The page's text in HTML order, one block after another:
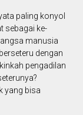
paling konyol
sebagai ke-
manusia
dengan
pengadilan
yang bisa